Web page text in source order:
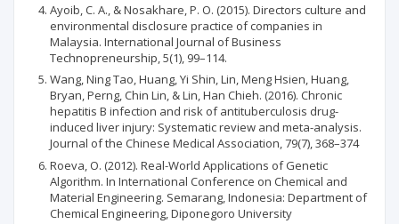
Ayoib, C. A., & Nosakhare, P. O. (2015). Directors culture and
environmental disclosure practice of companies in
Malaysia. International Journal of Business
Technopreneurship, 5(1), 99–114.
Wang, Ning Tao, Huang, Yi Shin, Lin, Meng Hsien, Huang,
Bryan, Perng, Chin Lin, & Lin, Han Chieh. (2016). Chronic
hepatitis B infection and risk of antituberculosis drug-
induced liver injury: Systematic review and meta-analysis.
Journal of the Chinese Medical Association, 79(7), 368–374
Roeva, O. (2012). Real-World Applications of Genetic
Algorithm. In International Conference on Chemical and
Material Engineering. Semarang, Indonesia: Department of
Chemical Engineering, Diponegoro University